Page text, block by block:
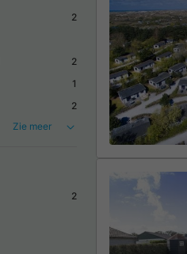
2
2
1
2
Zie meer
2